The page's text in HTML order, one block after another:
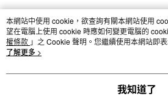
免運費
熱門標籤
本網站中使用 cookie，欲查詢有關本網站使用
望在電腦上使用 cookie 時應如何變更電腦的
權條款 」之 Cookie 聲明。您繼續使用本網站即
用條款之 Cookie 聲明使用 cookie。
了解更多 >
我知道了